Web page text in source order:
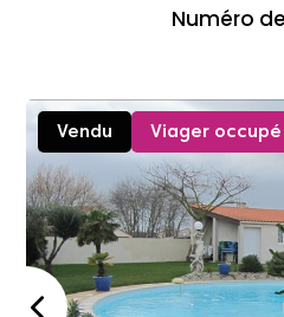
Numéro
Vendu Viager occupé